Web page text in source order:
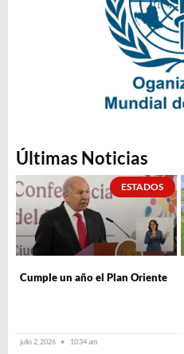
Últimas Noticias
ESTADOS
Cumple un año el Plan Oriente
julio 2, 2026 10:34 am